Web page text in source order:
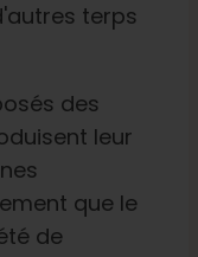
terps
des
leur
que le
de